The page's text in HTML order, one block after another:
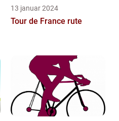
13 januar 2024
Tour de France rute